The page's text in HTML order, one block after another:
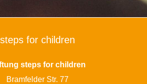
steps for children
steps for children
Bramfelder Str. 77